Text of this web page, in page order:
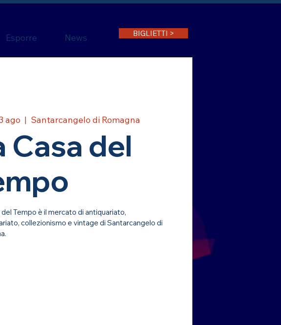
Esporre News BIGLIETTI >
ago
  |
Santarcangelo di Romagna
Casa del
del Tempo è il mercato di antiquariato,
collezionismo e vintage di Santarcangelo di